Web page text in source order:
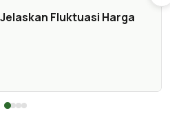
Fluktuasi Harga